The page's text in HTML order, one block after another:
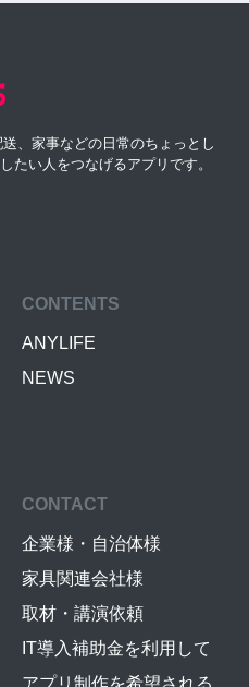
、家事などの日常のちょっとし
たい人をつなげるアプリです。
CONTENTS
ANYLIFE
NEWS
CONTACT
企業様・自治体様
家具関連会社様
取材・講演依頼
IT導入補助金を利用して
アプリ制作を希望される